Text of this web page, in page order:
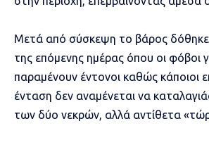
Μετά από σύσκεψη το βάρος δόθηκε
της επόμενης ημέρας όπου οι φόβοι
παραμένουν έντονοι καθώς κάποιοι
ένταση δεν αναμένεται να
των δύο νεκρών, αλλά αντίθετα